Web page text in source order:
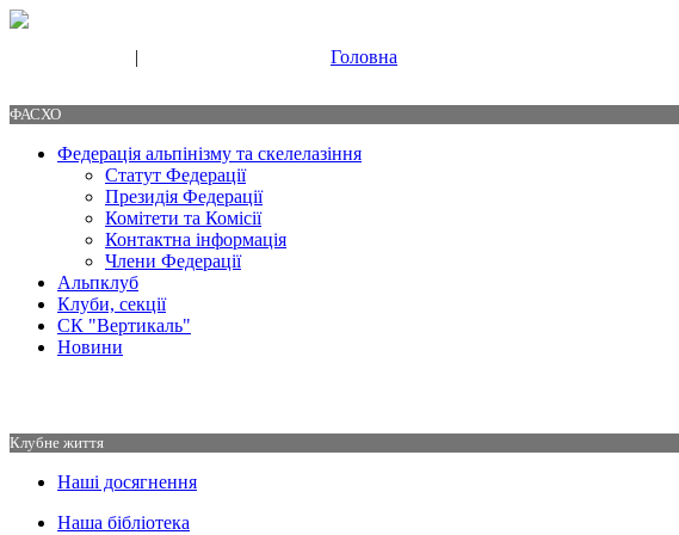
| Головна
ФАСХО
Федерація альпінізму та скелелазіння
Статут Федерації
Президія Федерації
Комітети та Комісії
Контактна інформація
Члени Федерації
Альпклуб
Клуби, секції
СК "Вертикаль"
Новини
Клубне життя
Наші досягнення
Наша бібліотека